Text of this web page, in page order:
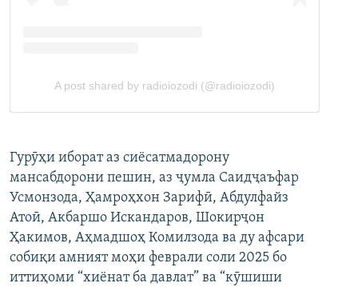
Гурӯҳи иборат аз сиёсатмадорону
мансабдорони пешин, аз ҷумла Саидҷаъфар
Усмонзода, Ҳамроҳхон Зарифӣ, Абдулфайз
Атоӣ, Акбаршо Искандаров, Шокирҷон
Ҳакимов, Аҳмадшоҳ Комилзода ва ду афсари
собиқи амният моҳи феврали соли 2025 бо
иттиҳоми “хиёнат ба давлат” ва “кӯшиши